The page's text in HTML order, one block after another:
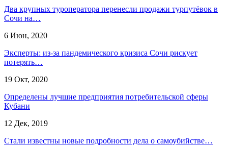
Два крупных туроператора перенесли продажи турпутёвок в
Сочи на…
6 Июн, 2020
Эксперты: из-за пандемического кризиса Сочи рискует
потерять…
19 Окт, 2020
Определены лучшие предприятия потребительской сферы
Кубани
12 Дек, 2019
Стали известны новые подробности дела о самоубийстве…